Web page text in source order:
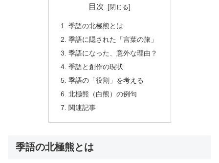
目次
季語の北極熊とは
季語に隠された「言葉の旅」
季語になった、意外な理由？
季語と創作の現状
季語の「役割」を考える
北極熊（白熊）の例句
関連記事
季語の北極熊とは